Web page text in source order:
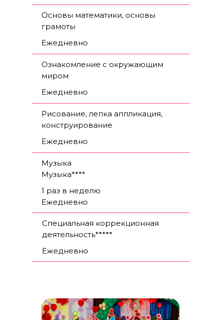
Ежедневно
Ежедневно
Ежедневно
1 раз в неделю
Ежедневно
Основы математики, основы
грамоты
Ознакомление с окружающим
миром
Рисование, лепка аппликация,
конструирование
Музыка
Музыка****
Ежедневно
Специальная коррекционная
деятельность*****